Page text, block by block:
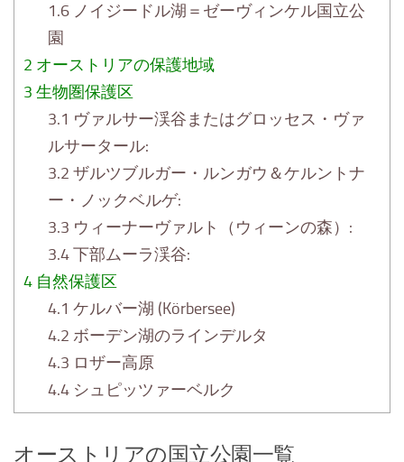
1.6 ノイジードル湖＝ゼーヴィンケル国立公
園
2 オーストリアの保護地域
3 生物圏保護区
3.1 ヴァルサー渓谷またはグロッセス・ヴァ
ルサータール:
3.2 ザルツブルガー・ルンガウ＆ケルントナ
ー・ノックベルゲ:
3.3 ウィーナーヴァルト（ウィーンの森）:
3.4下部ムーラ渓谷:
4 自然保護区
4.1 ケルバー湖 (Körbersee)
4.2 ボーデン湖のラインデルタ
4.3 ロザー高原
4.4 シュピッツァーベルク
オーストリアの国立公園一覧